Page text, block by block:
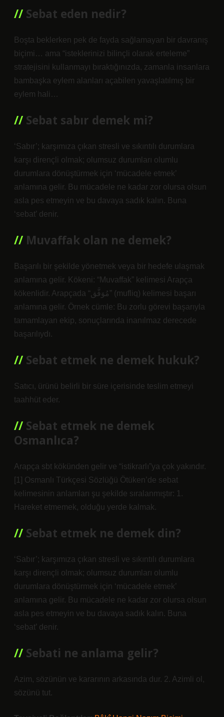
Sebat eden nedir?
Boşta beklerken pek de fayda sağlamayan bir davranış
biçimi… ama “isteklerinizi bilinçli olarak erteleme”
stratejisini kullanmayı bıraktığınızda, zamanla insanlara
bambaşka eylem alanları açabilen yavaşlatılmış bir
eylem hali…
Sebat sabır demek mi?
‘Sabır’; karşımıza çıkan stresli ve sıkıntılı durumlara
karşı dirençli olmak; olumsuz durumları olumlu
durumlara dönüştürmek için ‘mücadele etmek’
anlamına gelir. Bu mücadele ne kadar zor olursa olsun
asla pes etmeyin ve bu davaya sadık kalın. Buna
‘sebat’ denir.
Muvaffak olan ne demek?
Başarılı bir şekilde yönetmek veya bir hedefe ulaşmak
anlamına gelir. Kökeni: “Muvaffak” kelimesi Arapça
kökenlidir. Arapçada “مُوَفَّق” (mufliq) kelimesi başarı
anlamına gelir. Örnek cümle: Bu zorlu görevi başarıyla
tamamlayan ekip, sonuçlarında inanılmaz derecede
başarılıydı.
Sebat etmek ne demek hukuk?
Satıcı, ürünü belirli bir süre içerisinde teslim etmeyi
taahhüt eder.
Sebat etmek ne demek
Osmanlıca?
Arapça sbt kökünden gelir ve “istikrarlı”ya çok yakındır.
[1] Osmanlı Türkçesi Sözlüğü Ötüken’de sebat
kelimesinin anlamları şu şekilde sıralanmıştır: 1.
Hareket etmemek, olduğu yerde kalmak.
Sebat etmek ne demek din?
‘Sabır’; karşımıza çıkan stresli ve sıkıntılı durumlara
karşı dirençli olmak; olumsuz durumları olumlu
durumlara dönüştürmek için ‘mücadele etmek’
anlamına gelir. Bu mücadele ne kadar zor olursa olsun
asla pes etmeyin ve bu davaya sadık kalın. Buna
‘sebat’ denir.
Sebati ne anlama gelir?
Azim, sözünün ve kararının arkasında dur. 2. Azimli ol,
sözünü tut.